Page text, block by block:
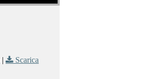
|
Scarica